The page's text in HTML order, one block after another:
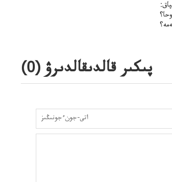
پىكىر قالدىقالدىرۋ (0
)